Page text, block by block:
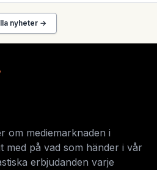
nyheter →
om mediemarknaden i
med på vad som händer i vår
erbjudanden varje